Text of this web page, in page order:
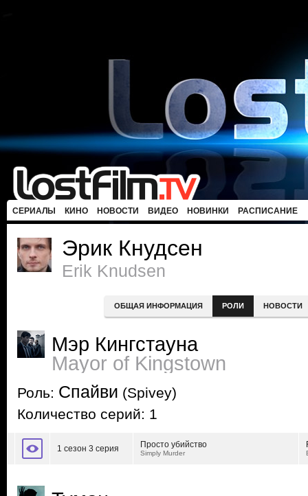
СЕРИАЛЫ КИНО НОВОСТИ ВИДЕО НОВИНКИ РАСПИСАНИЕ
Эрик Кнудсен
Erik Knudsen
ОБЩАЯ ИНФОРМАЦИЯ РОЛИ НОВОСТИ
Мэр Кингстауна
Mayor of Kingstown
Роль: Спайви (Spivey)
Количество серий: 1
1 сезон 3 серия Просто убийство
Simply Murder